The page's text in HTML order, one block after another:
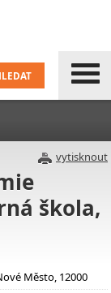
vytisknout
škola,
Město, 12000